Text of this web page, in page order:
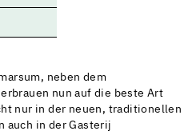
neben dem
nun auf die beste Art
nur in der neuen, traditionellen
auch in der Gasterij